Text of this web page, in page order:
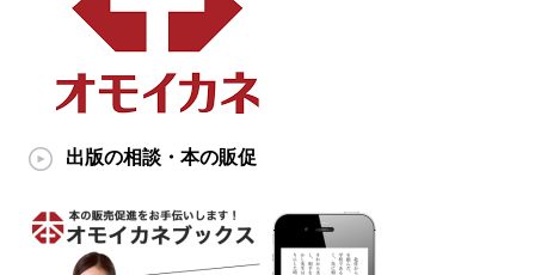
出版の相談・本の販促